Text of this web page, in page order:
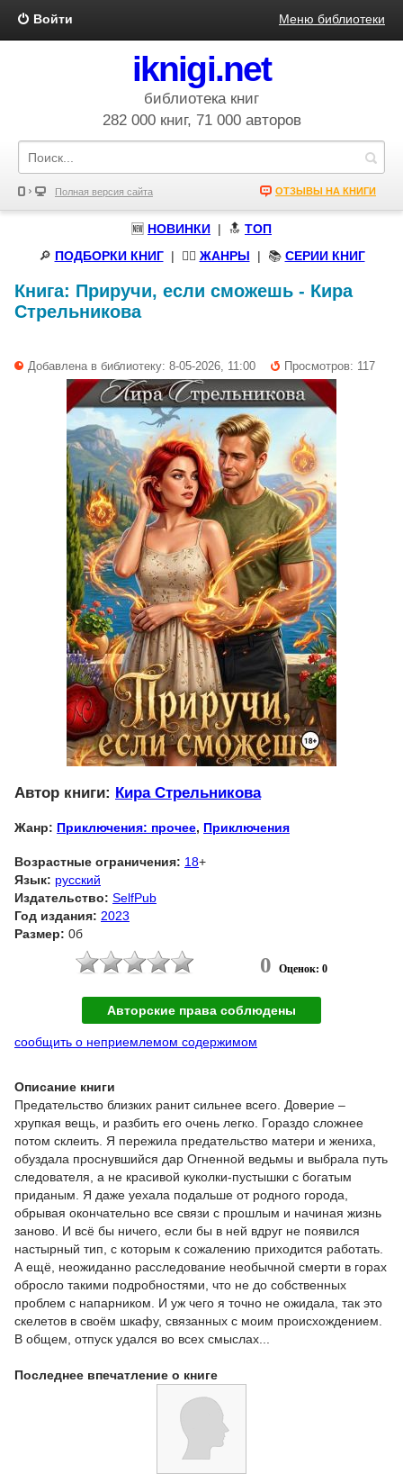
Войти Меню библиотеки
iknigi.net
библиотека книг
282 000 книг, 71 000 авторов
Полная версия сайта ОТЗЫВЫ НА КНИГИ
🆕 НОВИНКИ | 🔝 ТОП
🔎 ПОДБОРКИ КНИГ| 🧝‍♀️ ЖАНРЫ | 📚 СЕРИИ КНИГ
Книга: Приручи, если сможешь - Кира
Стрельникова
Добавлена в библиотеку: 8-05-2026, 11:00 Просмотров: 117
Автор книги: Кира Стрельникова
Жанр: Приключения: прочее, Приключения
Возрастные ограничения: 18+
Язык: русский
Издательство: SelfPub
Год издания: 2023
Размер: 0б
0 Оценок: 0
Авторские права соблюдены
сообщить о неприемлемом содержимом
Описание книги
Предательство близких ранит сильнее всего. Доверие –
хрупкая вещь, и разбить его очень легко. Гораздо сложнее
потом склеить. Я пережила предательство матери и жениха,
обуздала проснувшийся дар Огненной ведьмы и выбрала путь
следователя, а не красивой куколки-пустышки с богатым
приданым. Я даже уехала подальше от родного города,
обрывая окончательно все связи с прошлым и начиная жизнь
заново. И всё бы ничего, если бы в ней вдруг не появился
настырный тип, с которым к сожалению приходится работать.
А ещё, неожиданно расследование необычной смерти в горах
обросло такими подробностями, что не до собственных
проблем с напарником. И уж чего я точно не ожидала, так это
скелетов в своём шкафу, связанных с моим происхождением.
В общем, отпуск удался во всех смыслах...
Последнее впечатление о книге